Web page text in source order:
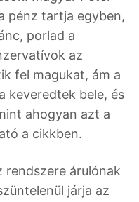
pénz tartja egyben,
porlad a
az
fel magukat, ám a
keveredtek bele, és
ahogyan azt a
a cikkben.
rendszere árulónak
járja az